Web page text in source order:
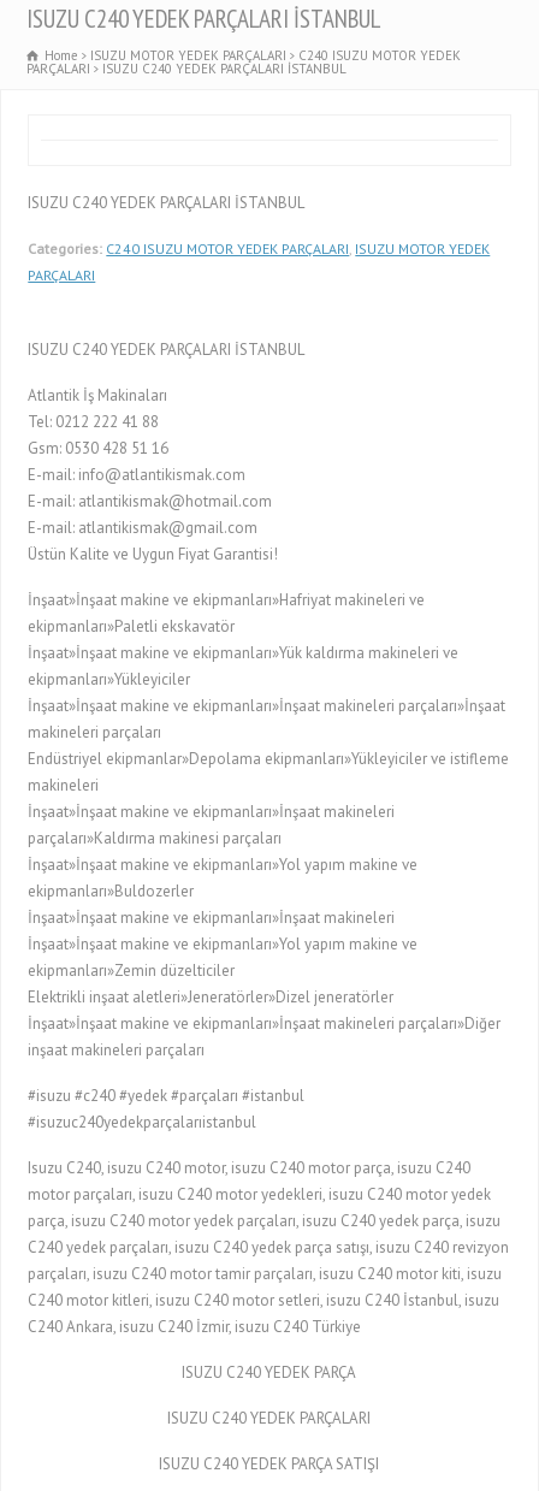
ISUZU C240 YEDEK PARÇALARI İSTANBUL
Home ISUZU MOTOR YEDEK PARÇALARI C240 ISUZU MOTOR YEDEK
PARÇALARI ISUZU C240 YEDEK PARÇALARI İSTANBUL
ISUZU C240 YEDEK PARÇALARI İSTANBUL
Categories: C240 ISUZU MOTOR YEDEK PARÇALARI ISUZU MOTOR YEDEK
PARÇALARI
ISUZU C240 YEDEK PARÇALARI İSTANBUL
Atlantik İş Makinaları
Tel: 0212 222 41 88
Gsm: 0530 428 51 16
E-mail: info@atlantikismak.com
E-mail: atlantikismak@hotmail.com
E-mail: atlantikismak@gmail.com
Üstün Kalite ve Uygun Fiyat Garantisi!
İnşaat»İnşaat makine ve ekipmanları»Hafriyat makineleri ve
ekipmanları»Paletli ekskavatör
İnşaat»İnşaat makine ve ekipmanları»Yük kaldırma makineleri ve
ekipmanları»Yükleyiciler
İnşaat»İnşaat makine ve ekipmanları»İnşaat makineleri parçaları»İnşaat
makineleri parçaları
Endüstriyel ekipmanlar»Depolama ekipmanları»Yükleyiciler ve istifleme
makineleri
İnşaat»İnşaat makine ve ekipmanları»İnşaat makineleri
parçaları»Kaldırma makinesi parçaları
İnşaat»İnşaat makine ve ekipmanları»Yol yapım makine ve
ekipmanları»Buldozerler
İnşaat»İnşaat makine ve ekipmanları»İnşaat makineleri
İnşaat»İnşaat makine ve ekipmanları»Yol yapım makine ve
ekipmanları»Zemin düzelticiler
Elektrikli inşaat aletleri»Jeneratörler»Dizel jeneratörler
İnşaat»İnşaat makine ve ekipmanları»İnşaat makineleri parçaları»Diğer
inşaat makineleri parçaları
#isuzu #c240 #yedek #parçaları #istanbul
#isuzuc240yedekparçalarıistanbul
Isuzu C240, isuzu C240 motor, isuzu C240 motor parça, isuzu C240
motor parçaları, isuzu C240 motor yedekleri, isuzu C240 motor yedek
parça, isuzu C240 motor yedek parçaları, isuzu C240 yedek parça, isuzu
C240 yedek parçaları, isuzu C240 yedek parça satışı, isuzu C240 revizyon
parçaları, isuzu C240 motor tamir parçaları, isuzu C240 motor kiti, isuzu
C240 motor kitleri, isuzu C240 motor setleri, isuzu C240 İstanbul, isuzu
C240 Ankara, isuzu C240 İzmir, isuzu C240 Türkiye
ISUZU C240 YEDEK PARÇA
ISUZU C240 YEDEK PARÇALARI
ISUZU C240 YEDEK PARÇA SATIŞI